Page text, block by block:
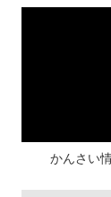
かんさい